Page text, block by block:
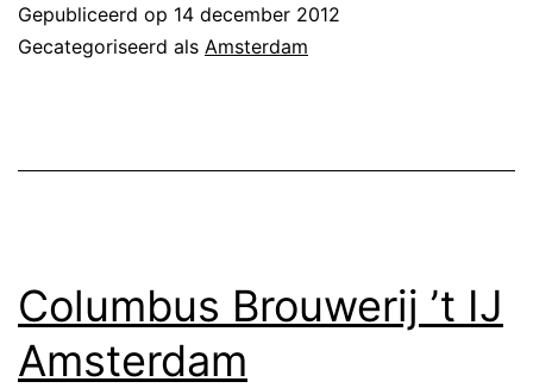
Gepubliceerd op 14 december 2012
Gecategoriseerd als Amsterdam
Columbus Brouwerij ’t IJ
Amsterdam